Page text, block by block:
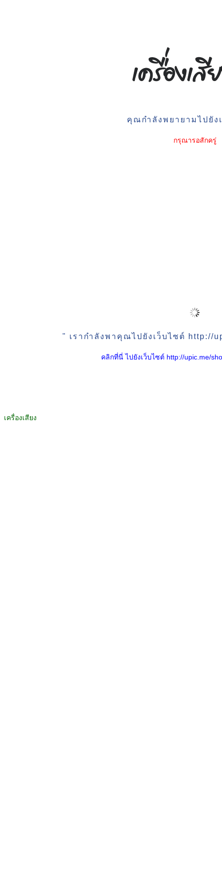
คุณกำลังพยายามไปยัง
กรุณารอสักครู่
" เรากำลังพาคุณไปยังเว็บไซต์ http://
คลิกที่นี่ ไปยังเว็บไซต์ http://upic.me/
เครื่องเสียง